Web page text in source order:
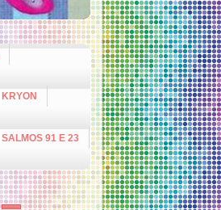
KRYON
SALMOS 91 E 23